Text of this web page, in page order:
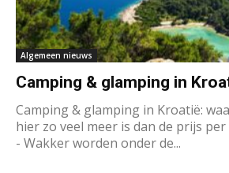
Algemeen nieuws
Camping & glamping in
Camping & glamping in Kroatië:
hier zo veel meer is dan de prijs
- Wakker worden onder de...